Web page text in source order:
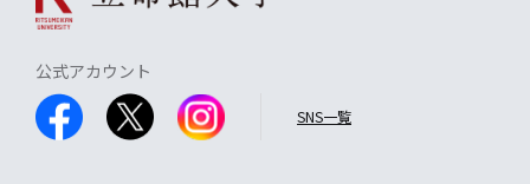
公式アカウント
SNS一覧